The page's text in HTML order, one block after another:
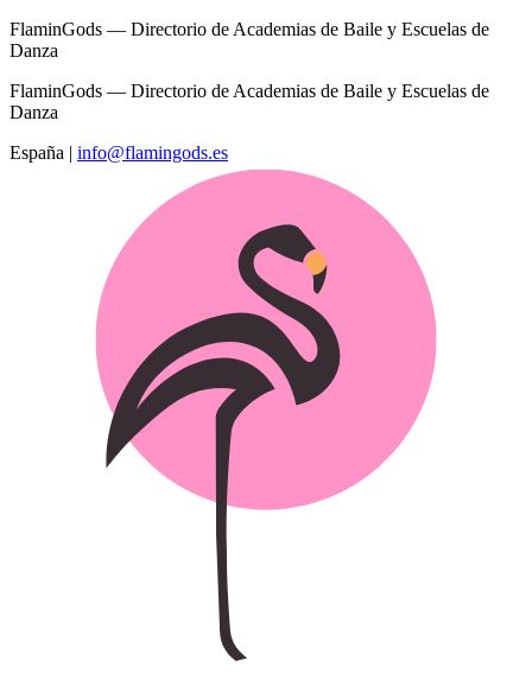
FlaminGods — Directorio de Academias de Baile y Escuelas de
Danza
FlaminGods — Directorio de Academias de Baile y Escuelas de
Danza
España | info@flamingods.es